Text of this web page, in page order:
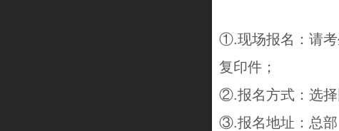
①.现场报名：请考
复印件；
②.报名方式：选择
③.报名地址：总